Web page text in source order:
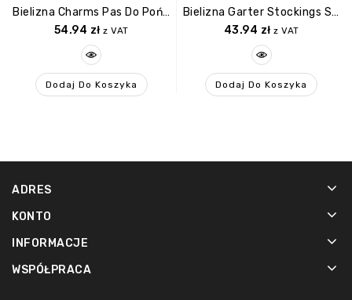
Bielizna Charms Pas Do Pończoch I Stringi Czarny L/XL
54.94 zł z VAT
Dodaj Do Koszyka
Bielizna Garter Stockings S307 Czarne XL/XXL
43.94 zł z VAT
Dodaj Do Koszyka
ADRES
KONTO
INFORMACJE
WSPÓŁPRACA